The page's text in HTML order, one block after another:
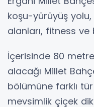
koşu-yürüyüş
alanları, fitness
İçerisinde 80
alacağı Millet
bölümüne farklı
mevsimlik çiçek